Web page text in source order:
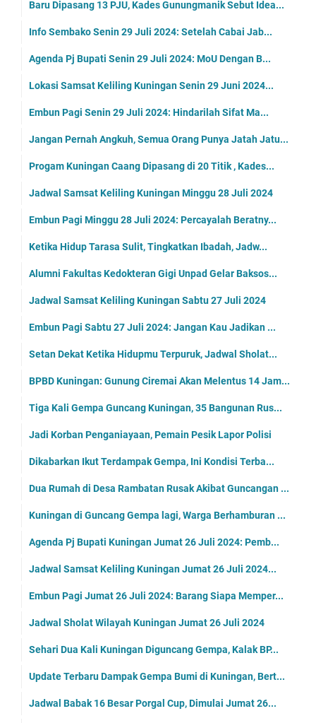
Baru Dipasang 13 PJU, Kades Gunungmanik Sebut Idea...
Info Sembako Senin 29 Juli 2024: Setelah Cabai Jab...
Agenda Pj Bupati Senin 29 Juli 2024: MoU Dengan B...
Lokasi Samsat Keliling Kuningan Senin 29 Juni 2024...
Embun Pagi Senin 29 Juli 2024: Hindarilah Sifat Ma...
Jangan Pernah Angkuh, Semua Orang Punya Jatah Jatu...
Progam Kuningan Caang Dipasang di 20 Titik , Kades...
Jadwal Samsat Keliling Kuningan Minggu 28 Juli 2024
Embun Pagi Minggu 28 Juli 2024: Percayalah Beratny...
Ketika Hidup Tarasa Sulit, Tingkatkan Ibadah, Jadw...
Alumni Fakultas Kedokteran Gigi Unpad Gelar Baksos...
Jadwal Samsat Keliling Kuningan Sabtu 27 Juli 2024
Embun Pagi Sabtu 27 Juli 2024: Jangan Kau Jadikan ...
Setan Dekat Ketika Hidupmu Terpuruk, Jadwal Sholat...
BPBD Kuningan: Gunung Ciremai Akan Melentus 14 Jam...
Tiga Kali Gempa Guncang Kuningan, 35 Bangunan Rus...
Jadi Korban Penganiayaan, Pemain Pesik Lapor Polisi
Dikabarkan Ikut Terdampak Gempa, Ini Kondisi Terba...
Dua Rumah di Desa Rambatan Rusak Akibat Guncangan ...
Kuningan di Guncang Gempa lagi, Warga Berhamburan ...
Agenda Pj Bupati Kuningan Jumat 26 Juli 2024: Pemb...
Jadwal Samsat Keliling Kuningan Jumat 26 Juli 2024...
Embun Pagi Jumat 26 Juli 2024: Barang Siapa Memper...
Jadwal Sholat Wilayah Kuningan Jumat 26 Juli 2024
Sehari Dua Kali Kuningan Diguncang Gempa, Kalak BP...
Update Terbaru Dampak Gempa Bumi di Kuningan, Bert...
Jadwal Babak 16 Besar Porgal Cup, Dimulai Jumat 26...